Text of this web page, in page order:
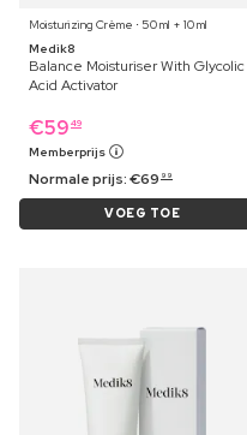
Moisturizing Crème ⋅ 50 ml + 10 ml
Medik8
Balance Moisturiser With Glycolic
Acid Activator
€59 49
Memberprijs
Normale prijs:€69 99
VOEG TOE